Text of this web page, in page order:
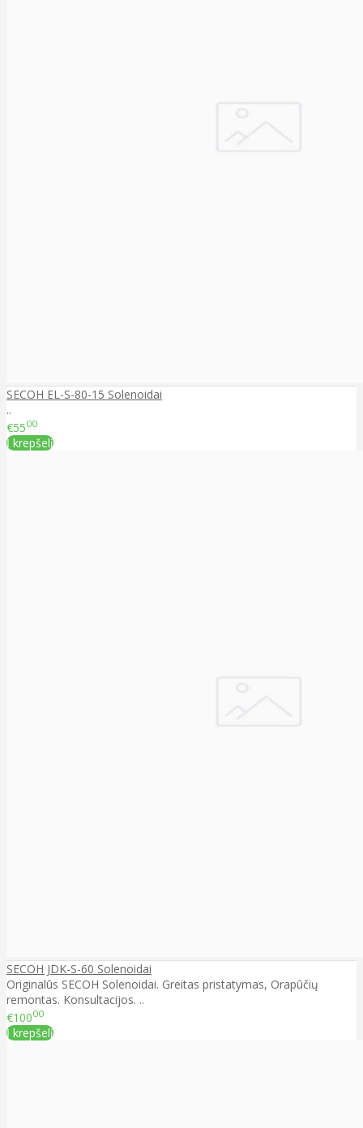
SECOH EL-S-80-15 Solenoidai
..
€5500
Į krepšelį
SECOH JDK-S-60 Solenoidai
Originalūs SECOH Solenoidai. Greitas pristatymas, Orapūčių
remontas. Konsultacijos. ..
€10000
Į krepšelį